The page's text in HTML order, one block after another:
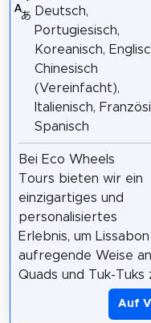
Deutsch,
Portugiesisch,
Koreanisch,
Chinesisch
(Vereinfacht),
Italienisch,
Spanisch
Bei Eco Wheels
Tours bieten wir ein
einzigartiges und
personalisiertes
Erlebnis, um
aufregende Weise
Quads und Tuk-Tuks
Auf